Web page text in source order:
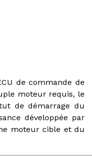
de commande de
moteur requis, le
de démarrage du
développée par
moteur cible et du